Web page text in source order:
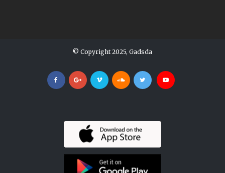
© Copyright 2025, Gadsda